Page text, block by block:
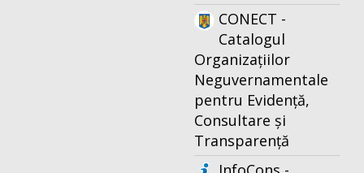
CONECT -
Catalogul
Organizațiilor
Neguvernamentale
pentru Evidență,
Consultare și
Transparență